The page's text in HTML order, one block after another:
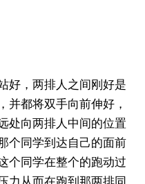
，两排人之间刚好是
并都将双手向前伸好，
处向两排人中间的位置
个同学到达自己的面前
个同学在整个的跑动过